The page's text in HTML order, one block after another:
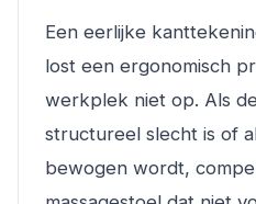
Een eerlijke
lost een ergonomisch
werkplek niet op. Als
structureel slecht is of
bewogen wordt,